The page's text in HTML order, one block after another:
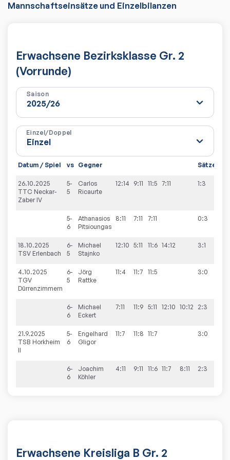
Mannschaftseinsätze und Einzelbilanzen
Erwachsene Bezirksklasse Gr. 2
(Vorrunde)
Saison
Einzel/Doppel
Datum / Spiel vs Gegner Sätze
26.10.2025
TTC Neckar-
Zaber IV
5-
5
Carlos
Ricaurte
12:14 9:11 11:5 7:11 1:3
5-
6
Athanasios
Pitsioungas
8:11 7:11 7:11 0:3
18.10.2025
TSV Erlenbach
6-
5
Michael
Stajnko
12:10 5:11 11:6 14:12 3:1
4.10.2025
TGV
Dürrenzimmern
6-
5
Jörg
Rattke
11:4 11:7 11:5 3:0
6-
6
Michael
Eckert
7:11 11:9 5:11 12:10 10:12 2:3
21.9.2025
TSB Horkheim
II
5-
6
Engelhard
Gligor
11:7 11:8 11:7 3:0
6-
6
Joachim
Köhler
4:11 9:11 11:6 11:7 8:11 2:3
Erwachsene Kreisliga B Gr. 2